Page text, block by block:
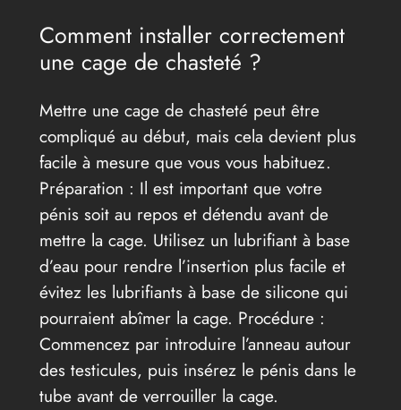
Comment installer correctement
une cage de chasteté ?
Mettre une cage de chasteté peut être
compliqué au début, mais cela devient plus
facile à mesure que vous vous habituez.
Préparation : Il est important que votre
pénis soit au repos et détendu avant de
mettre la cage. Utilisez un lubrifiant à base
d’eau pour rendre l’insertion plus facile et
évitez les lubrifiants à base de silicone qui
pourraient abîmer la cage. Procédure :
Commencez par introduire l’anneau autour
des testicules, puis insérez le pénis dans le
tube avant de verrouiller la cage.